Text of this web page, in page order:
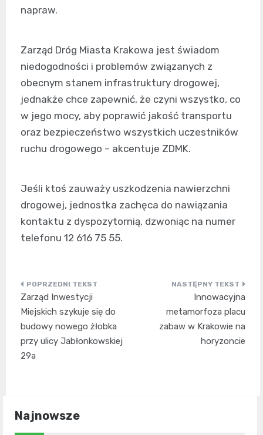
napraw.
Zarząd Dróg Miasta Krakowa jest świadom
niedogodności i problemów związanych z
obecnym stanem infrastruktury drogowej,
jednakże chce zapewnić, że czyni wszystko, co
w jego mocy, aby poprawić jakość transportu
oraz bezpieczeństwo wszystkich uczestników
ruchu drogowego – akcentuje ZDMK.
Jeśli ktoś zauważy uszkodzenia nawierzchni
drogowej, jednostka zachęca do nawiązania
kontaktu z dyspozytornią, dzwoniąc na numer
telefonu 12 616 75 55.
Nawigacja
wpisu
Zarząd Inwestycji
Miejskich szykuje się do
budowy nowego żłobka
przy ulicy Jabłonkowskiej
29a
Innowacyjna
metamorfoza placu
zabaw w Krakowie na
horyzoncie
Najnowsze